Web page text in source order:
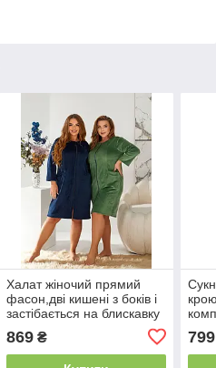
Халат жіночий прямий
фасон,дві кишені з боків і
застібається на блискавку
869₴ 799